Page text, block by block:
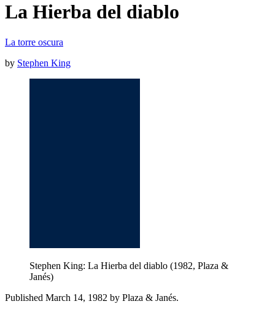
La Hierba del diablo
La torre oscura
by Stephen King
Stephen King: La Hierba del diablo (1982, Plaza &
Janés)
Published March 14, 1982 by Plaza & Janés.